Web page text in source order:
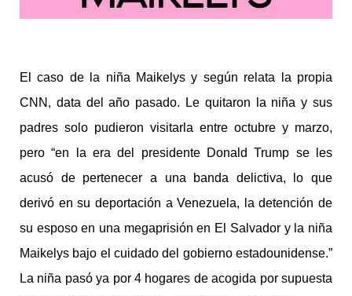
El caso de la niña Maikelys y según relata la propia
CNN, data del año pasado. Le quitaron la niña y sus
padres solo pudieron visitarla entre octubre y marzo,
pero “en la era del presidente Donald Trump se les
acusó de pertenecer a una banda delictiva, lo que
derivó en su deportación a Venezuela, la detención de
su esposo en una megaprisión en El Salvador y la niña
Maikelys bajo el cuidado del gobierno estadounidense.”
La niña pasó ya por 4 hogares de acogida por supuesta